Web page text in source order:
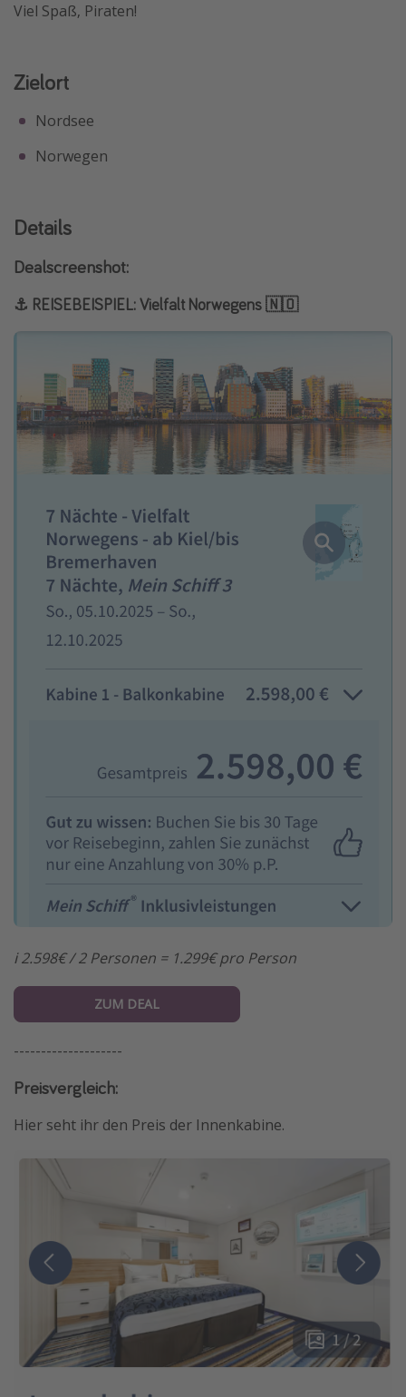
Viel Spaß, Piraten!
Zielort
Nordsee
Norwegen
Details
Dealscreenshot:
⚓️ REISEBEISPIEL: Vielfalt Norwegens 🇳🇴
ℹ️ 2.598€ / 2 Personen = 1.299€ pro Person
ZUM DEAL
--------------------
Preisvergleich:
Hier seht ihr den Preis der Innenkabine.